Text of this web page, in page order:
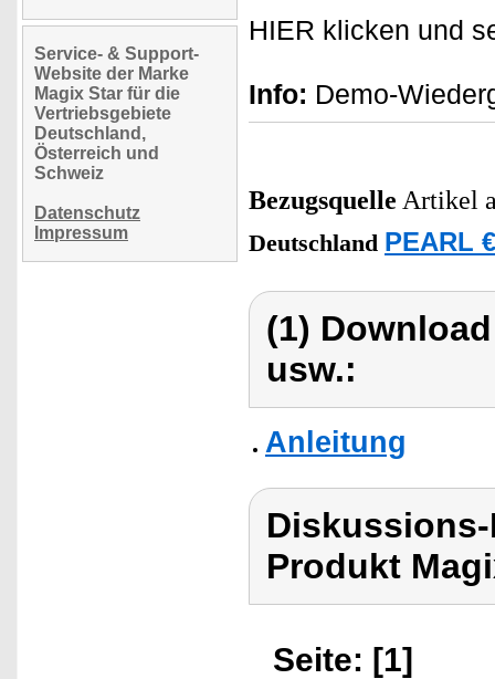
Service- & Support-
Website der Marke
Magix Star für die
Vertriebsgebiete
Deutschland,
Österreich und
Schweiz
Datenschutz
Impressum
HIER klicken und
Info: Demo-
Bezugsquelle Artikel
Deutschland PEARL
(1)
usw.:
Anleitung
Produkt
Seite: [1]